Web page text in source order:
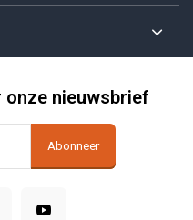
nieuwsbrief
Abonneer